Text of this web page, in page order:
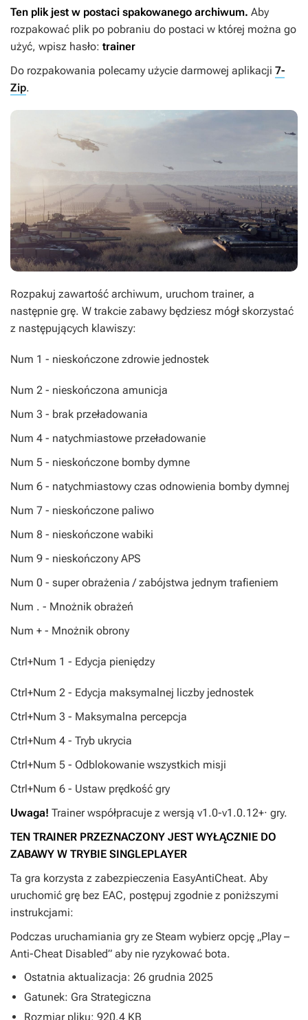
Ten plik jest w postaci spakowanego archiwum. Aby
rozpakować plik po pobraniu do postaci w której można go
użyć, wpisz hasło: trainer
Do rozpakowania polecamy użycie darmowej aplikacji 7-
Zip.
Rozpakuj zawartość archiwum, uruchom trainer, a
następnie grę. W trakcie zabawy będziesz mógł skorzystać
z następujących klawiszy:
Num 1 - nieskończone zdrowie jednostek
Num 2 - nieskończona amunicja
Num 3 - brak przeładowania
Num 4 - natychmiastowe przeładowanie
Num 5 - nieskończone bomby dymne
Num 6 - natychmiastowy czas odnowienia bomby dymnej
Num 7 - nieskończone paliwo
Num 8 - nieskończone wabiki
Num 9 - nieskończony APS
Num 0 - super obrażenia / zabójstwa jednym trafieniem
Num . - Mnożnik obrażeń
Num + - Mnożnik obrony
Ctrl+Num 1 - Edycja pieniędzy
Ctrl+Num 2 - Edycja maksymalnej liczby jednostek
Ctrl+Num 3 - Maksymalna percepcja
Ctrl+Num 4 - Tryb ukrycia
Ctrl+Num 5 - Odblokowanie wszystkich misji
Ctrl+Num 6 - Ustaw prędkość gry
Uwaga! Trainer współpracuje z wersją v1.0-v1.0.12+· gry.
TEN TRAINER PRZEZNACZONY JEST WYŁĄCZNIE DO
ZABAWY W TRYBIE SINGLEPLAYER
Ta gra korzysta z zabezpieczenia EasyAntiCheat. Aby
uruchomić grę bez EAC, postępuj zgodnie z poniższymi
instrukcjami:
Podczas uruchamiania gry ze Steam wybierz opcję „Play –
Anti-Cheat Disabled” aby nie ryzykować bota.
Ostatnia aktualizacja: 26 grudnia 2025
Gatunek: Gra Strategiczna
Rozmiar pliku: 920.4 KB